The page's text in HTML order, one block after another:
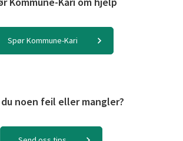
Spør Kommune-Kari
noen feil eller mangler?